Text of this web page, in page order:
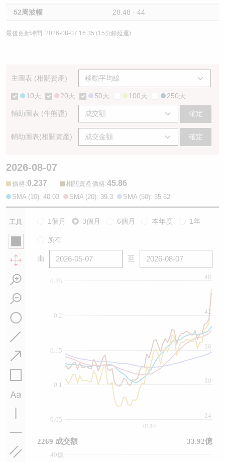
52周波幅 28.48 - 44
最後更新時間: 2026-08-07 16:35 (15分鐘延遲)
主圖表 (相關資產)
10天 20天 50天 100天 250天
輔助圖表 (牛熊證) 確定
輔助圖表(相關資產) 確定
2026-08-07
價格:0.237 相關資產價格:45.86
SMA (10): 40.03 SMA (20): 39.3 SMA (50): 35.62
工具 1個月 3個月 6個月 本年度 1年
所有
由 至
0.05
0.1
0.15
0.2
0.25
24
30
36
42
48
40億
01/07
2269 成交額 33.92億